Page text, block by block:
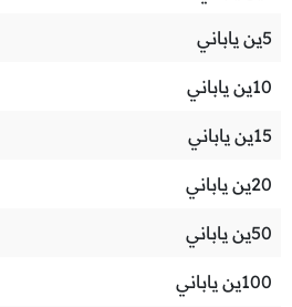
5ين ياباني
10ين ياباني
15ين ياباني
20ين ياباني
50ين ياباني
100ين ياباني